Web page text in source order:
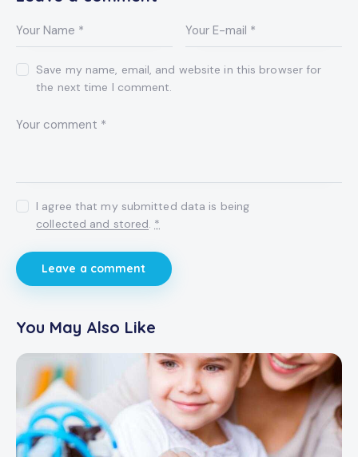
Save my name, email, and website in this browser for
the next time I comment.
I agree that my submitted data is being
collected and stored. *
You May Also Like